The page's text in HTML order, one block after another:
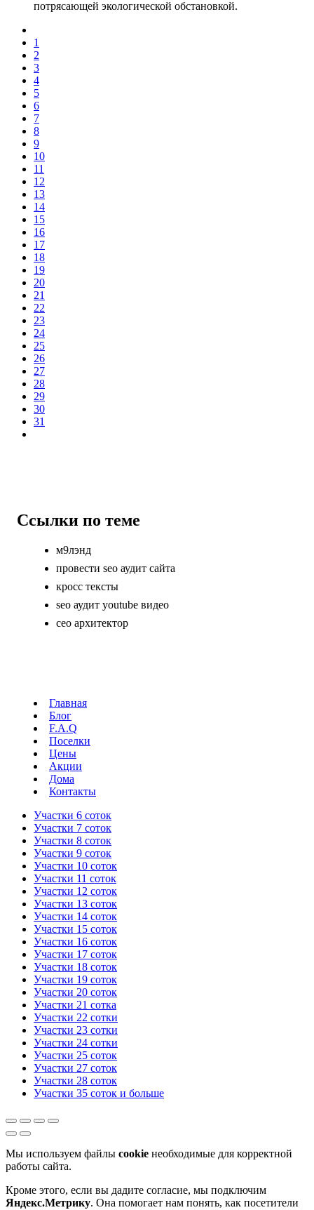
потрясающей экологической обстановкой.
1
2
3
4
5
6
7
8
9
10
11
12
13
14
15
16
17
18
19
20
21
22
23
24
25
26
27
28
29
30
31
Ссылки по теме
м9лэнд
провести seo аудит сайта
кросс тексты
seo аудит youtube видео
сео архитектор
Главная
Блог
F.A.Q
Поселки
Цены
Акции
Дома
Контакты
Участки 6 соток
Участки 7 соток
Участки 8 соток
Участки 9 соток
Участки 10 соток
Участки 11 соток
Участки 12 соток
Участки 13 соток
Участки 14 соток
Участки 15 соток
Участки 16 соток
Участки 17 соток
Участки 18 соток
Участки 19 соток
Участки 20 соток
Участки 21 сотка
Участки 22 сотки
Участки 23 сотки
Участки 24 сотки
Участки 25 соток
Участки 27 соток
Участки 28 соток
Участки 35 соток и больше
Мы используем файлы cookie необходимые для корректной
работы сайта.
Кроме этого, если вы дадите согласие, мы подключим
Яндекс.Метрику. Она помогает нам понять, как посетители